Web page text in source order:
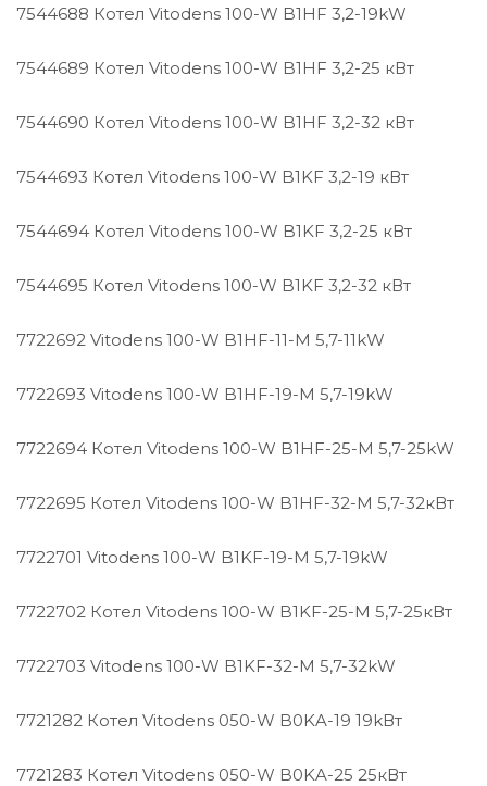
7544688 Котел Vitodens 100-W B1HF 3,2-19kW
7544689 Котел Vitodens 100-W B1HF 3,2-25 кВт
7544690 Котел Vitodens 100-W B1HF 3,2-32 кВт
7544693 Котел Vitodens 100-W B1KF 3,2-19 кВт
7544694 Котел Vitodens 100-W B1KF 3,2-25 кВт
7544695 Котел Vitodens 100-W B1KF 3,2-32 кВт
7722692 Vitodens 100-W B1HF-11-M 5,7-11kW
7722693 Vitodens 100-W B1HF-19-M 5,7-19kW
7722694 Котел Vitodens 100-W B1HF-25-M 5,7-25kW
7722695 Котел Vitodens 100-W B1HF-32-M 5,7-32кВт
7722701 Vitodens 100-W B1KF-19-M 5,7-19kW
7722702 Котел Vitodens 100-W B1KF-25-M 5,7-25кВт
7722703 Vitodens 100-W B1KF-32-M 5,7-32kW
7721282 Котел Vitodens 050-W B0KA-19 19kВт
7721283 Котел Vitodens 050-W B0KA-25 25кВт